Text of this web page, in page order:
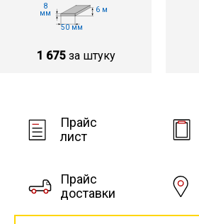
8
мм
6 м
50 мм
1 675 за штуку
Прайс
лист
Прайс
доставки